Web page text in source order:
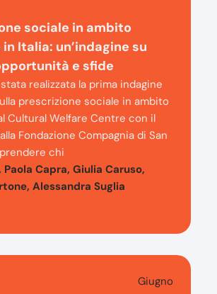
sociale in ambito
Italia: un’indagine su
e sfide
realizzata la prima indagine
prescrizione sociale in ambito
Cultural Welfare Centre con il
Fondazione Compagnia di San
chi
Paola Capra, Giulia Caruso,
Alessandra Suglia
Giugno